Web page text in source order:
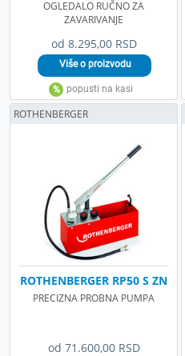
od 8.295,00 RSD
OGLEDALO RUČNO ZA
ZAVARIVANJE
od 71.600,00 RSD
ROTHENBERGER RP50 S ZN
PRECIZNA PROBNA PUMPA
ROTHENBERGER